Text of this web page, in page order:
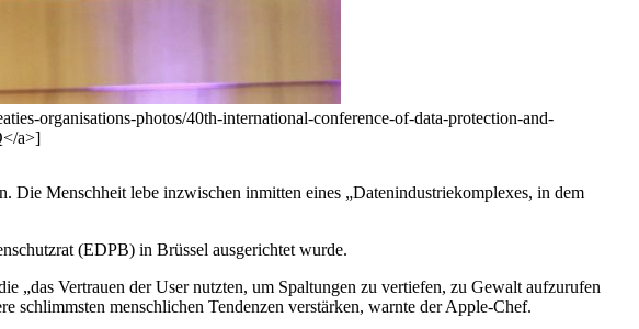
organisations-photos/40th-international-conference-of-data-protection-and-
a>]
Menschheit lebe inzwischen inmitten eines „Datenindustriekomplexes, in dem
(EDPB) in Brüssel ausgerichtet wurde.
„das Vertrauen der User nutzten, um Spaltungen zu vertiefen, zu Gewalt aufzurufen
schlimmsten menschlichen Tendenzen verstärken, warnte der Apple-Chef.